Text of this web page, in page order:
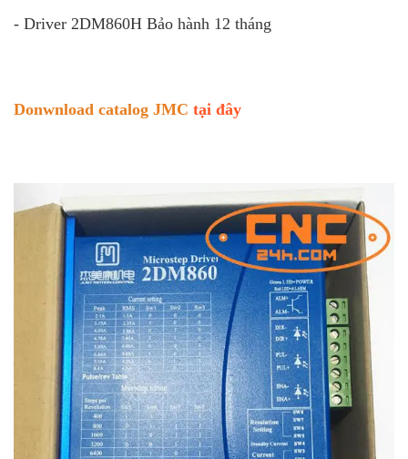
- Driver 2DM860H Bảo hành 12 tháng
Donwnload catalog JMC tại đây